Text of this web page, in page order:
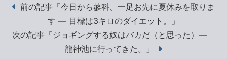
前の記事「今日から蓼科、一足お先に夏休みを取りま
す ― 目標は3キロのダイエット。」
次の記事「ジョギングする奴はバカだ（と思った）―
龍神池に行ってきた。」